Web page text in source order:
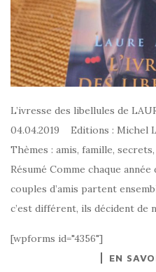
L’ivresse des libellules de
04.04.2019 Editions :
Thèmes : amis, famille,
Résumé Comme chaque
couples d’amis partent
c’est différent, ils décident de
[wpforms id="4356"]
EN